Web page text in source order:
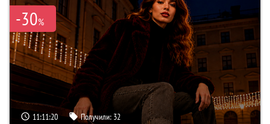
-30%
11:11:20 Получили: 32